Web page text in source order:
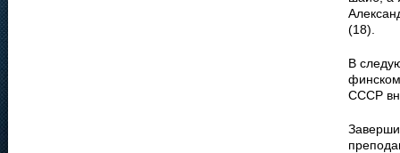
(18).
В
СССР